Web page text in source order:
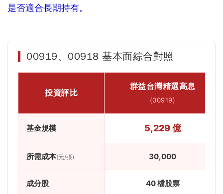
是否適合長期持有。
00919、00918 基本面綜合對照
投資評比
群益台灣精選高息
(00919)
基金規模 5,229 億
所需成本(元/張) 30,000
成分股 40 檔股票